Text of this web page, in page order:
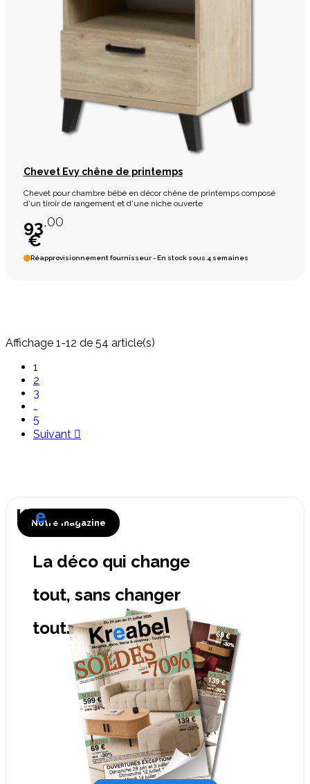
Chevet Evy chêne de printemps
Chevet pour chambre bébé en décor chêne de printemps composé
d'un tiroir de rangement et d'une niche ouverte
93,00
€
Réapprovisionnement fournisseur - En stock sous 4 semaines
Affichage 1-12 de 54 article(s)
1
2
3
…
5
Suivant 
Notre magazine
La déco qui change
tout, sans changer
tout.